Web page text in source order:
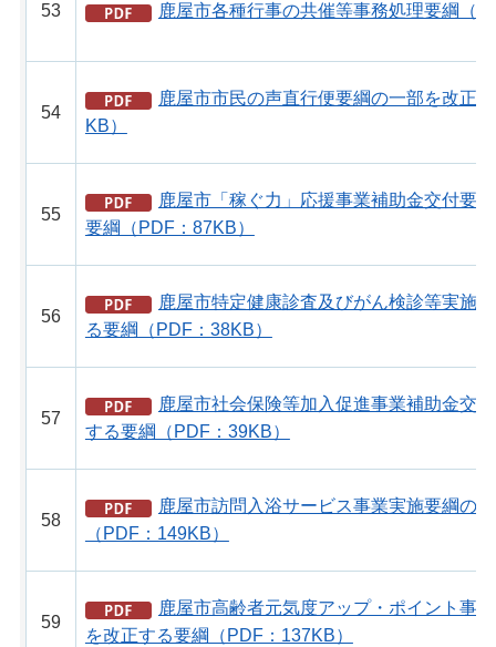
53 鹿屋市各種行事の共催等事務処理要綱（
54
鹿屋市市民の声直行便要綱の一部を改正
KB）
55
鹿屋市「稼ぐ力」応援事業補助金交付要
要綱（PDF：87KB）
56
鹿屋市特定健康診査及びがん検診等実施
る要綱（PDF：38KB）
57
鹿屋市社会保険等加入促進事業補助金交
する要綱（PDF：39KB）
58
鹿屋市訪問入浴サービス事業実施要綱の
（PDF：149KB）
59
鹿屋市高齢者元気度アップ・ポイント事
を改正する要綱（PDF：137KB）